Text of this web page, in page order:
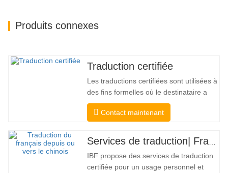
Produits connexes
Traduction certifiée
Les traductions certifiées sont utilisées à
des fins formelles où le destinataire a
besoin d'une confirmation pour
confirmer l'exactitude et l'exhaustivité de
collèges, aux tribunaux et à plusieurs
gouvernements municipaux, étatiques et
fédéraux, ce type de…
Contact maintenant
IBF propose des services de traduction
certifiée pour un usage personnel et